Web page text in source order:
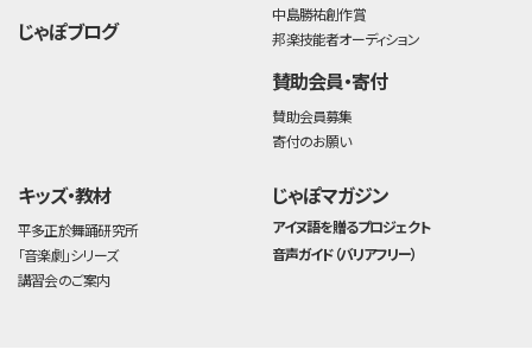
じゃぽブログ
中島勝祐創作賞
邦楽技能者オーディション
賛助会員・寄付
賛助会員募集
寄付のお願い
キッズ・教材
平多正於舞踊研究所
「音楽劇」シリーズ
講習会のご案内
じゃぽマガジン
アイヌ語を贈るプロジェクト
音声ガイド（バリアフリー）